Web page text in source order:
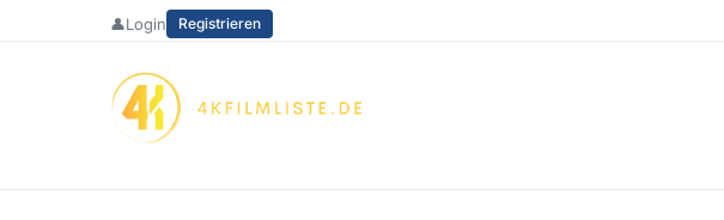
👤Login Registrieren